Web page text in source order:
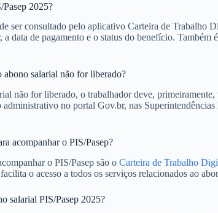
2025?
ser consultado pelo aplicativo Carteira de Trabalho
a data de pagamento e o status do benefício.
abono salarial não for liberado?
não for liberado, o trabalhador deve,
no portal Gov.br, nas
acompanhar o PIS/Pasep?
o PIS/Pasep são o Carteira de Trabalho
o acesso a todos os serviços relacionados ao
salarial PIS/Pasep 2025?